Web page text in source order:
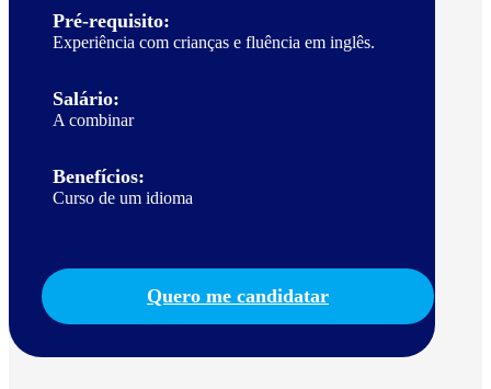
Pré-requisito:
Experiência com crianças e fluência em inglês.
Salário:
A combinar
Benefícios:
Curso de um idioma
Quero me candidatar